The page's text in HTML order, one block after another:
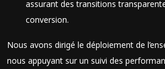
assurant des transitions
conversion.
Nous avons dirigé le déploiement de
nous appuyant sur un suivi des